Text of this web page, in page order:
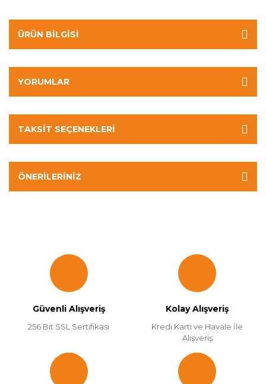
ÜRÜN BILGISI
YORUMLAR
TAKSIT SEÇENEKLERI
ÖNERILERINIZ
Güvenli Alışveriş
256 Bit SSL Sertifikası
Kolay Alışveriş
Kredi Kartı ve Havale İle
Alışveriş